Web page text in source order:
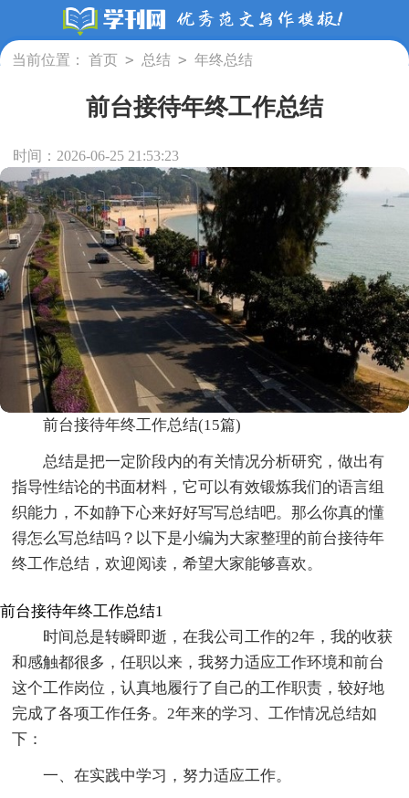
当前位置： 首页 > 总结 > 年终总结
前台接待年终工作总结
时间：2026-06-25 21:53:23
前台接待年终工作总结(15篇)
总结是把一定阶段内的有关情况分析研究，做出有
指导性结论的书面材料，它可以有效锻炼我们的语言组
织能力，不如静下心来好好写写总结吧。那么你真的懂
得怎么写总结吗？以下是小编为大家整理的前台接待年
终工作总结，欢迎阅读，希望大家能够喜欢。
前台接待年终工作总结1
时间总是转瞬即逝，在我公司工作的2年，我的收获
和感触都很多，任职以来，我努力适应工作环境和前台
这个工作岗位，认真地履行了自己的工作职责，较好地
完成了各项工作任务。2年来的学习、工作情况总结如
下：
一、在实践中学习，努力适应工作。